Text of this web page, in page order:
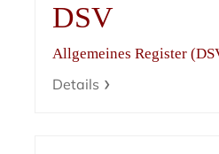
DSV
Allgemeines Register
Details